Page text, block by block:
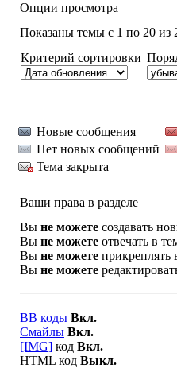
Опции просмотра
Показаны темы с 1 по 20 из
Критерий сортировки
Новые сообщения
Нет новых сообщений
Тема закрыта
Ваши права в разделе
Вы не можете создавать
Вы не можете отвечать в
Вы не можете прикреплять
Вы не можете
BB коды Вкл.
Смайлы Вкл.
[IMG] код Вкл.
HTML код Выкл.